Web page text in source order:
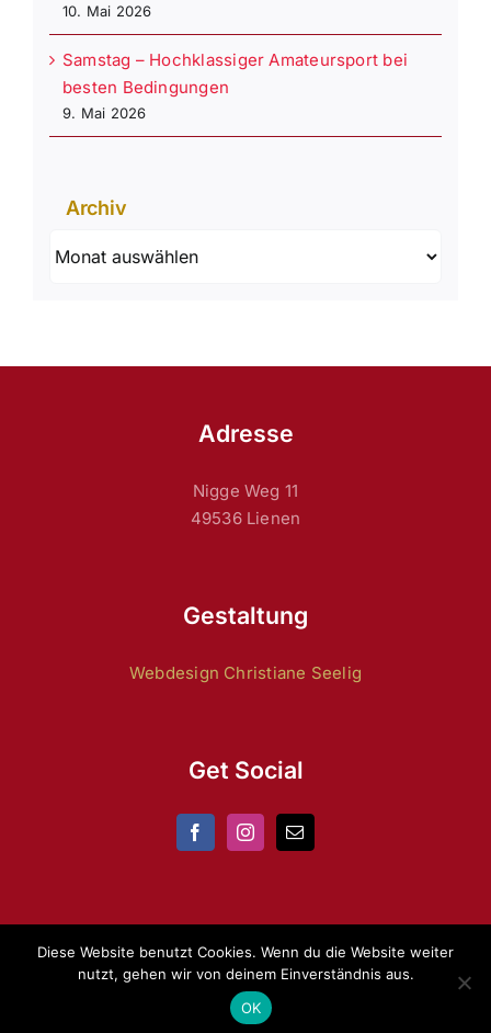
10. Mai 2026
Samstag – Hochklassiger Amateursport bei
besten Bedingungen
9. Mai 2026
Archiv
Adresse
Nigge Weg 11
49536 Lienen
Gestaltung
Webdesign Christiane Seelig
Get Social
ZRFV Lienen |
Diese Website benutzt Cookies. Wenn du die Website weiter
nutzt, gehen wir von deinem Einverständnis aus.
OK